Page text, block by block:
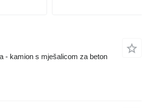
- kamion s mješalicom za beton